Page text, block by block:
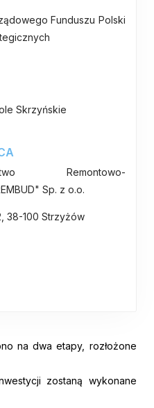
Funduszu Polski
Skrzyńskie
Remontowo-
Sp. z o.o.
38-100 Strzyżów
na dwa etapy, rozłożone
zostaną wykonane